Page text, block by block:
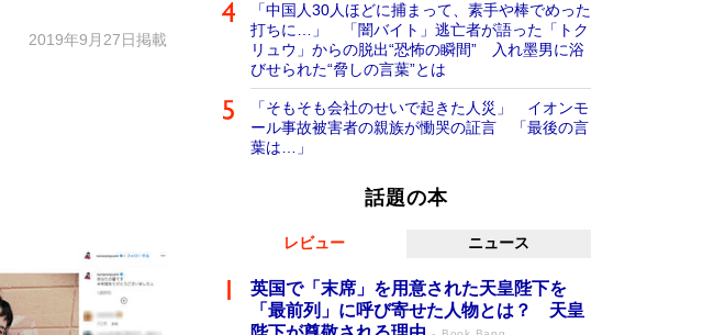
2019年9月27日掲載
「中国人30人ほどに捕まって、素手や棒でめった
打ちに…」 「闇バイト」逃亡者が語った「トク
リュウ」からの脱出“恐怖の瞬間” 入れ墨男に浴
びせられた“脅しの言葉”とは
「そもそも会社のせいで起きた人災」 イオンモ
ール事故被害者の親族が慟哭の証言 「最後の言
葉は…」
話題の本
レビュー ニュース
英国で「末席」を用意された天皇陛下を
「最前列」に呼び寄せた人物とは？ 天皇